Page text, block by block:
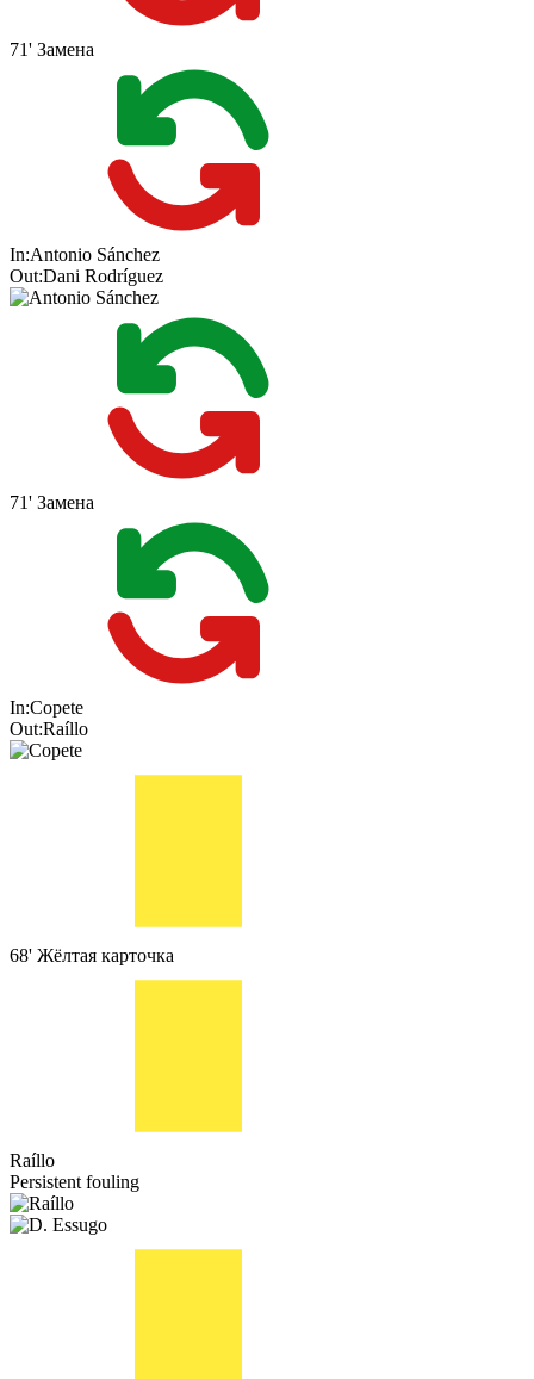
71' Замена
In:Antonio Sánchez
Out:Dani Rodríguez
71' Замена
In:Copete
Out:Raíllo
68' Жёлтая карточка
Raíllo
Persistent fouling